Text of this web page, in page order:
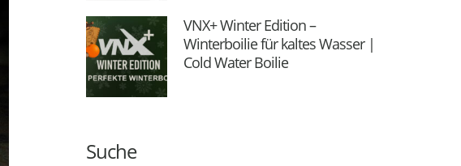
VNX+ Winter Edition –
Winterboilie für kaltes Wasser |
Cold Water Boilie
Suche